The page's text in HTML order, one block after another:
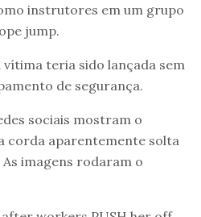
instrutores em um grupo
jump.
vítima teria sido lançada sem
de segurança.
sociais mostram o
corda aparentemente solta
imagens rodaram o